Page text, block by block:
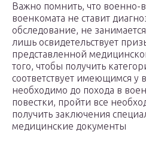
Важно помнить, что военно-
военкомата не ставит
обследование, не
лишь освидетельствует
представленной
того, чтобы получить
соответствует имеющимся у
необходимо до похода в
повестки, пройти все
получить заключения
медицинские документы